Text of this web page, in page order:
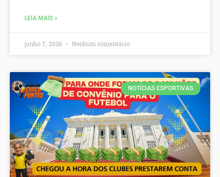
LEIA MAIS »
junho 7, 2026 Nenhum comentário
NOTÍCIAS ESPORTIVAS